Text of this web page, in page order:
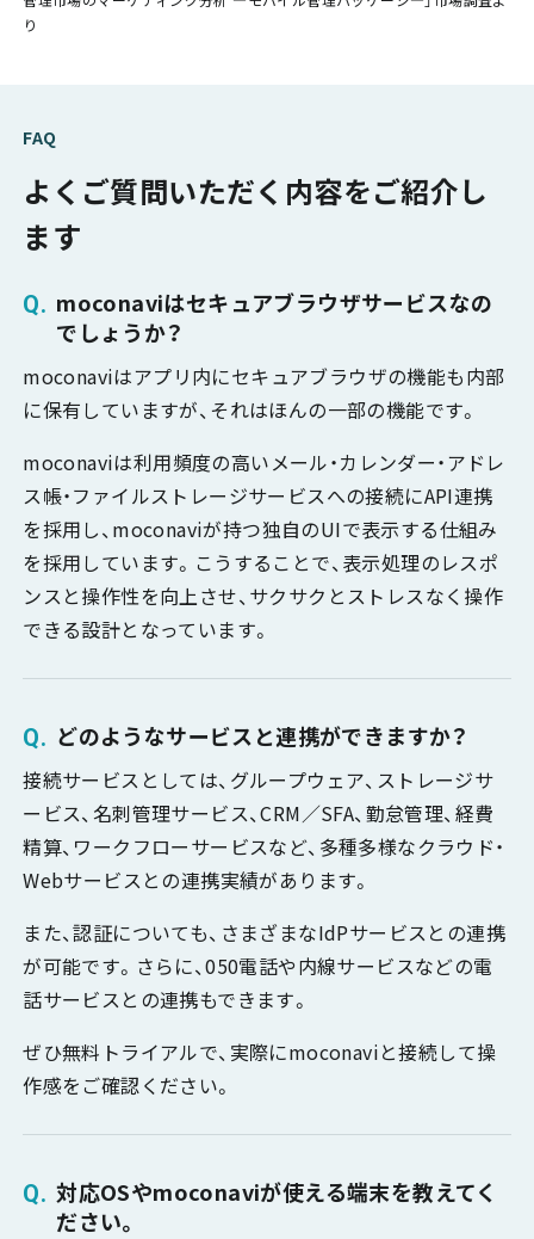
り
FAQ
よくご質問いただく内容をご紹介し
ます
moconaviはセキュアブラウザサービスなの
でしょうか？
moconaviはアプリ内にセキュアブラウザの機能も内部
に保有していますが、それはほんの一部の機能です。
moconaviは利用頻度の高いメール・カレンダー・アドレ
ス帳・ファイルストレージサービスへの接続にAPI連携
を採用し、moconaviが持つ独自のUIで表示する仕組み
を採用しています。こうすることで、表示処理のレスポ
ンスと操作性を向上させ、サクサクとストレスなく操作
できる設計となっています。
どのようなサービスと連携ができますか？
接続サービスとしては、グループウェア、ストレージサ
ービス、名刺管理サービス、CRM／SFA、勤怠管理、経費
精算、ワークフローサービスなど、多種多様なクラウド・
Webサービスとの連携実績があります。
また、認証についても、さまざまなIdPサービスとの連携
が可能です。さらに、050電話や内線サービスなどの電
話サービスとの連携もできます。
ぜひ無料トライアルで、実際にmoconaviと接続して操
作感をご確認ください。
対応OSやmoconaviが使える端末を教えてく
ださい。